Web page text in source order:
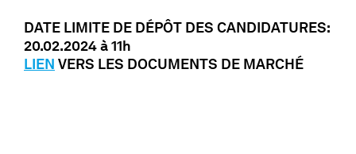
DATE LIMITE DE DÉPÔT DES CANDIDATURES:
20.02.2024 à 11h
LIEN VERS LES DOCUMENTS DE MARCHÉ